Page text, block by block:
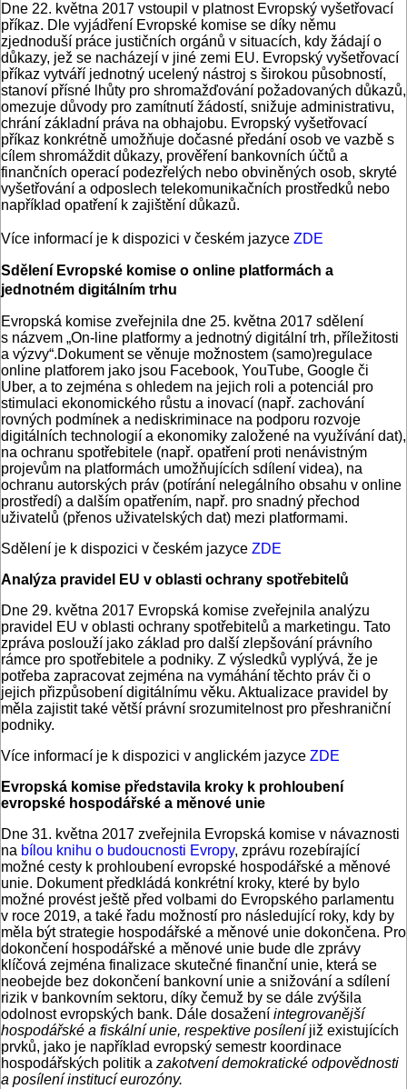
Dne 22. května 2017 vstoupil v platnost Evropský vyšetřovací
příkaz. Dle vyjádření Evropské komise se díky němu
zjednoduší práce justičních orgánů v situacích, kdy žádají o
důkazy, jež se nacházejí v jiné zemi EU. Evropský vyšetřovací
příkaz vytváří jednotný ucelený nástroj s širokou působností,
stanoví přísné lhůty pro shromažďování požadovaných důkazů,
omezuje důvody pro zamítnutí žádostí, snižuje administrativu,
chrání základní práva na obhajobu. Evropský vyšetřovací
příkaz konkrétně umožňuje dočasné předání osob ve vazbě s
cílem shromáždit důkazy, prověření bankovních účtů a
finančních operací podezřelých nebo obviněných osob, skryté
vyšetřování a odposlech telekomunikačních prostředků nebo
například opatření k zajištění důkazů.
Více informací je k dispozici v českém jazyce ZDE
Sdělení Evropské komise o online platformách a
jednotném digitálním trhu
Evropská komise zveřejnila dne 25. května 2017 sdělení
s názvem „On-line platformy a jednotný digitální trh, příležitosti
a výzvy“.Dokument se věnuje možnostem (samo)regulace
online platforem jako jsou Facebook, YouTube, Google či
Uber, a to zejména s ohledem na jejich roli a potenciál pro
stimulaci ekonomického růstu a inovací (např. zachování
rovných podmínek a nediskriminace na podporu rozvoje
digitálních technologií a ekonomiky založené na využívání dat),
na ochranu spotřebitele (např. opatření proti nenávistným
projevům na platformách umožňujících sdílení videa), na
ochranu autorských práv (potírání nelegálního obsahu v online
prostředí) a dalším opatřením, např. pro snadný přechod
uživatelů (přenos uživatelských dat) mezi platformami.
Sdělení je k dispozici v českém jazyce ZDE
Analýza pravidel EU v oblasti ochrany spotřebitelů
Dne 29. května 2017 Evropská komise zveřejnila analýzu
pravidel EU v oblasti ochrany spotřebitelů a marketingu. Tato
zpráva poslouží jako základ pro další zlepšování právního
rámce pro spotřebitele a podniky. Z výsledků vyplývá, že je
potřeba zapracovat zejména na vymáhání těchto práv či o
jejich přizpůsobení digitálnímu věku. Aktualizace pravidel by
měla zajistit také větší právní srozumitelnost pro přeshraniční
podniky.
Více informací je k dispozici v anglickém jazyce ZDE
Evropská komise představila kroky k prohloubení
evropské hospodářské a měnové unie
Dne 31. května 2017 zveřejnila Evropská komise v návaznosti
na bílou knihu o budoucnosti Evropy, zprávu rozebírající
možné cesty k prohloubení evropské hospodářské a měnové
unie. Dokument předkládá konkrétní kroky, které by bylo
možné provést ještě před volbami do Evropského parlamentu
v roce 2019, a také řadu možností pro následující roky, kdy by
měla být strategie hospodářské a měnové unie dokončena. Pro
dokončení hospodářské a měnové unie bude dle zprávy
klíčová zejména finalizace skutečné finanční unie, která se
neobejde bez dokončení bankovní unie a snižování a sdílení
rizik v bankovním sektoru, díky čemuž by se dále zvýšila
odolnost evropských bank. Dále dosažení integrovanější
hospodářské a fiskální unie, respektive posíleníjiž existujících
prvků, jako je například evropský semestr koordinace
hospodářských politik a zakotvení demokratické odpovědnosti
a posílení institucí eurozóny.